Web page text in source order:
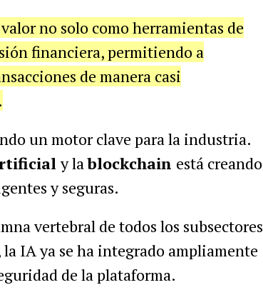
no solo como herramientas de
financiera, permitiendo a
de manera casi
un motor clave para la industria.
y lablockchain está creando
y seguras.
vertebral de todos los subsectores
la IA ya se ha integrado ampliamente
de la plataforma.